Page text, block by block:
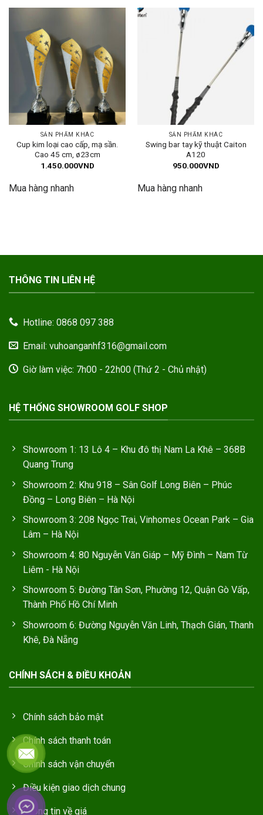
SẢN PHẨM KHÁC
Cup kim loại cao cấp, mạ sần.
Cao 45 cm, ø23cm
1.450.000VND
Mua hàng nhanh
SẢN PHẨM KHÁC
Swing bar tay kỹ thuật Caiton
A120
950.000VND
Mua hàng nhanh
THÔNG TIN LIÊN HỆ
Hotline: 0868 097 388
Email: vuhoanganhf316@gmail.com
Giờ làm việc: 7h00 - 22h00 (Thứ 2 - Chủ nhật)
HỆ THỐNG SHOWROOM GOLF SHOP
Showroom 1: 13 Lô 4 – Khu đô thị Nam La Khê – 368B
Quang Trung
Showroom 2: Khu 918 – Sân Golf Long Biên – Phúc
Đồng – Long Biên – Hà Nội
Showroom 3: 208 Ngọc Trai, Vinhomes Ocean Park – Gia
Lâm – Hà Nội
Showroom 4: 80 Nguyễn Văn Giáp – Mỹ Đình – Nam Từ
Liêm - Hà Nội
Showroom 5: Đường Tân Sơn, Phường 12, Quận Gò Vấp,
Thành Phố Hồ Chí Minh
Showroom 6: Đường Nguyễn Văn Linh, Thạch Gián, Thanh
Khê, Đà Nẵng
CHÍNH SÁCH & ĐIỀU KHOẢN
Chính sách bảo mật
Chính sách thanh toán
Chính sách vận chuyển
Điều kiện giao dịch chung
Thông tin về giá